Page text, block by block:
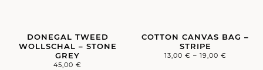
DONEGAL TWEED
WOLLSCHAL – STONE
GREY
45,00€
COTTON CANVAS BAG –
STRIPE
13,00 € – 19,00 €